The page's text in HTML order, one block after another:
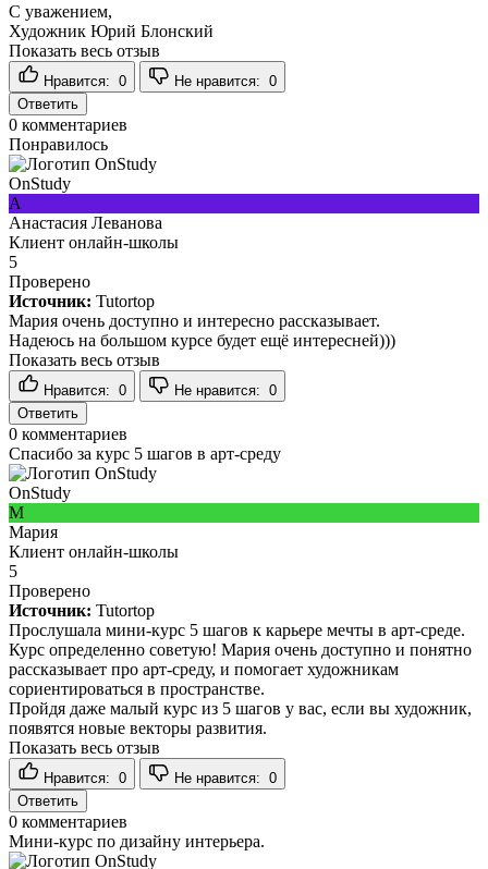
С уважением,
Художник Юрий Блонский
Показать весь отзыв
Нравится: 0 Не нравится: 0
Ответить
0 комментариев
Понравилось
OnStudy
А
Анастасия Леванова
Клиент онлайн-школы
5
Проверено
Источник: Tutortop
Мария очень доступно и интересно рассказывает.
Надеюсь на большом курсе будет ещё интересней)))
Показать весь отзыв
Нравится: 0 Не нравится: 0
Ответить
0 комментариев
Спасибо за курс 5 шагов в арт-среду
OnStudy
М
Мария
Клиент онлайн-школы
5
Проверено
Источник: Tutortop
Прослушала мини-курс 5 шагов к карьере мечты в арт-среде.
Курс определенно советую! Мария очень доступно и понятно
рассказывает про арт-среду, и помогает художникам
сориентироваться в пространстве.
Пройдя даже малый курс из 5 шагов у вас, если вы художник,
появятся новые векторы развития.
Показать весь отзыв
Нравится: 0 Не нравится: 0
Ответить
0 комментариев
Мини-курс по дизайну интерьера.